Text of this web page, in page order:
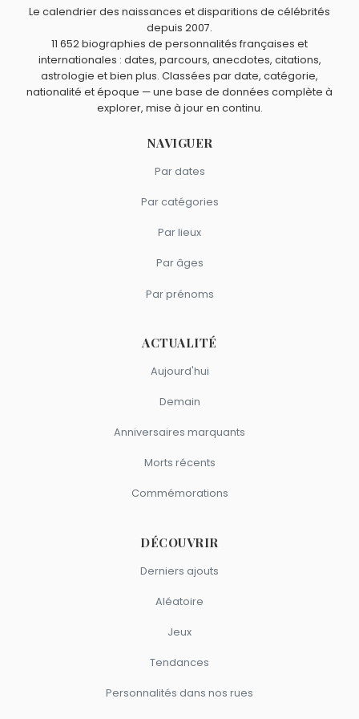
Panzani.
Bernard Tapie,Serge Dassault
Louis DavidetBernard Dartysont nés àParis.
Quels personnalités d’affaires français sont du signe
Balance comme Jean Panzani ?
Edmond de Rothschild,Henri Giscard d'Estaing,André
Rousselet,Liliane BettencourtetRoland Fauresont du
Le calendrier des naissances et disparitions de célébrités
depuis 2007.
11 652 biographies de personnalités françaises et
internationales : dates, parcours, anecdotes, citations,
astrologie et bien plus. Classées par date, catégorie,
nationalité et époque — une base de données complète à
explorer, mise à jour en continu.
NAVIGUER
Par dates
Par catégories
Par lieux
Par âges
Par prénoms
ACTUALITÉ
Aujourd'hui
Demain
Anniversaires marquants
Morts récents
Commémorations
DÉCOUVRIR
Derniers ajouts
Aléatoire
Jeux
Tendances
Personnalités dans nos rues